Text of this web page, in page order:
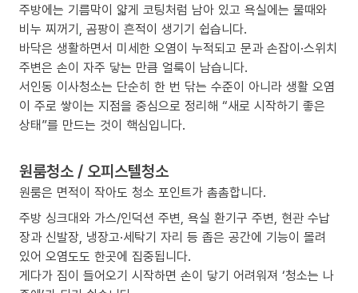
주방에는 기름막이 얇게 코팅처럼 남아 있고 욕실에는 물때와
비누 찌꺼기, 곰팡이 흔적이 생기기 쉽습니다.
바닥은 생활하면서 미세한 오염이 누적되고 문과 손잡이·스위치
주변은 손이 자주 닿는 만큼 얼룩이 남습니다.
서인동 이사청소는 단순히 한 번 닦는 수준이 아니라 생활 오염
이 주로 쌓이는 지점을 중심으로 정리해 “새로 시작하기 좋은
상태”를 만드는 것이 핵심입니다.
원룸청소 / 오피스텔청소
원룸은 면적이 작아도 청소 포인트가 촘촘합니다.
주방 싱크대와 가스/인덕션 주변, 욕실 환기구 주변, 현관 수납
장과 신발장, 냉장고·세탁기 자리 등 좁은 공간에 기능이 몰려
있어 오염도도 한곳에 집중됩니다.
게다가 짐이 들어오기 시작하면 손이 닿기 어려워져 ‘청소는 나